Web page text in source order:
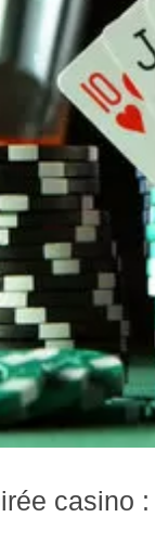
casino